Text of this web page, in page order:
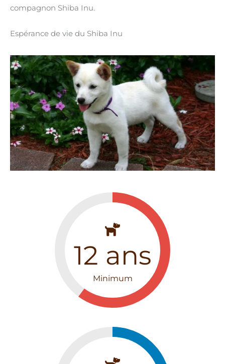
compagnon Shiba Inu.
Espérance de vie du Shiba Inu
12 ans
Minimum